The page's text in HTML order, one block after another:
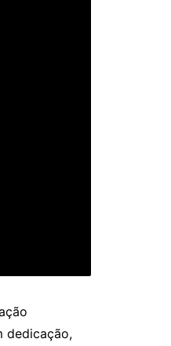
dedicação,